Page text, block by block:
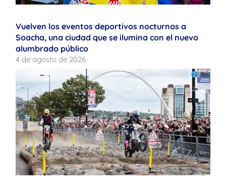
Vuelven los eventos deportivos nocturnos a
Soacha, una ciudad que se ilumina con el nuevo
alumbrado público
4 de agosto de 2026